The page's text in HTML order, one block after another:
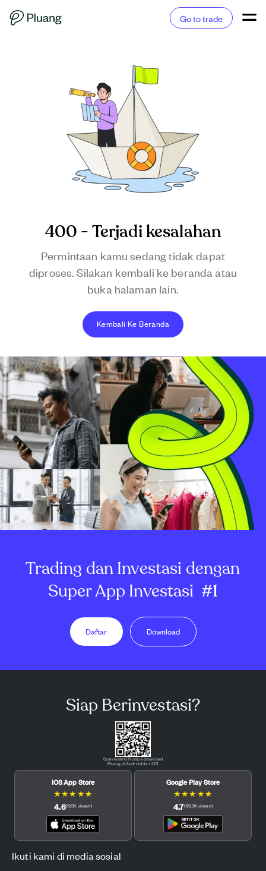
Go to trade
400 - Terjadi kesalahan
Permintaan kamu sedang tidak dapat
diproses. Silakan kembali ke beranda atau
buka halaman lain.
Kembali Ke Beranda
Trading dan Investasi dengan
Super App Investasi #1
Daftar Download
Siap Berinvestasi?
Scan kode QR untuk download
Pluang di Android dan iOS.
iOS App Store
★★★ ★★
4.6(12.3K ulasan)
Google Play Store
★★★ ★★
4.7(122.3K ulasan)
Ikuti kami di media sosial